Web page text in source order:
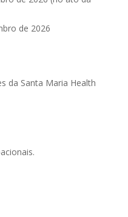
de 2026
da Santa Maria Health